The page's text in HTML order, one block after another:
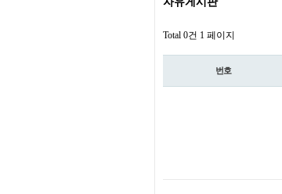
Total 0건 1 페이지
번호